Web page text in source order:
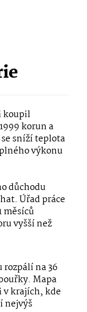
koupil
korun a
sníží teplota
výkonu
důchodu
Úřad práce
měsíců
vyšší než
rozpálí na 36
Mapa
v krajích, kde
nejvýš